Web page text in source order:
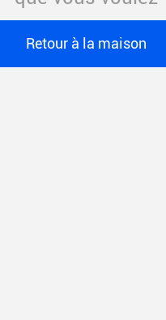
Retour à la maison